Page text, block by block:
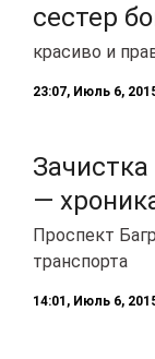
сестер
красиво и
23:07, Июль 6,
—
Проспект
транспорта
14:01, Июль 6,